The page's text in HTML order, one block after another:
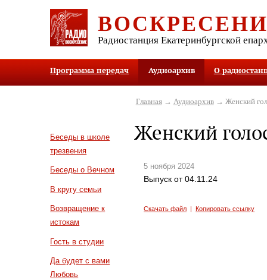
Радиостанция Екатеринбургской
Программа передач Аудиоархив О
Беседы в школе
трезвения
Беседы о Вечном
В кругу семьи
Возвращение к
истокам
Гость в студии
Да будет с вами
Любовь
Главная→ Аудиоархив→ Женский
Женский
5 ноября 2024
Выпуск от 04.11.24
Скачать файл |Копировать ссылку